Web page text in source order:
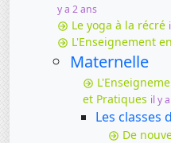
y a 2 ans
Le yoga à la récré
L'Enseignement
Maternelle
et Pratiques il y
Les classes
De